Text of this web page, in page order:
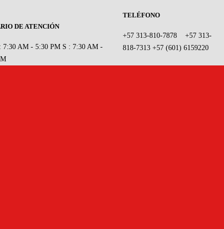
DE ATENCIÓN
7:30 AM - 5:30 PM S : 7:30 AM -
TELÉFONO
+57 313-810-7878 +57 313-
818-7313 +57 (601) 6159220